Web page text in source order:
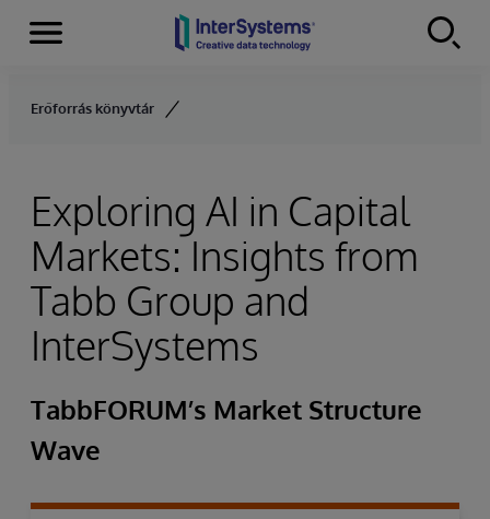
Skip to content
Menu
Erőforrás könyvtár
Exploring AI in Capital
Markets: Insights from
Tabb Group and
InterSystems
TabbFORUM’s Market Structure
Wave